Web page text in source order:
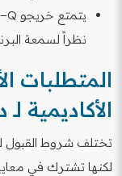
نظراً لسمعة
المتطلبات
الأكاديمية
تختلف شروط القبول
لكنها تشترك في